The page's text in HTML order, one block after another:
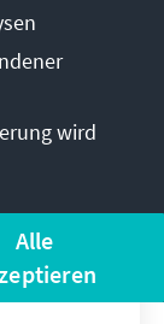
wird
Alle